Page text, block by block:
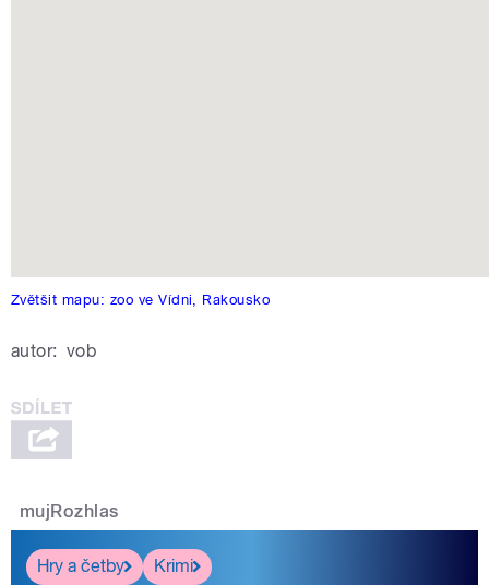
Zvětšit mapu: zoo ve Vídni, Rakousko
autor: vob
mujRozhlas
Hry a četby
Krimi